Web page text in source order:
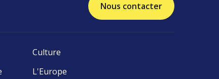
Nous contacter
Culture
L'Europe